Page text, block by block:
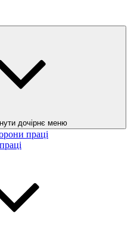
дочірнє меню
праці